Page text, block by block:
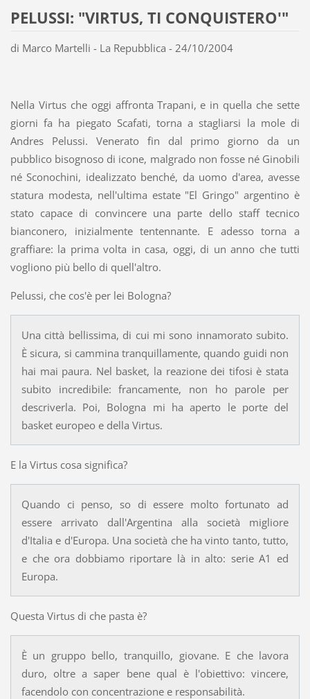
PELUSSI: "VIRTUS, TI CONQUISTERO'"
di Marco Martelli - La Repubblica - 24/10/2004
Nella Virtus che oggi affronta Trapani, e in quella che sette
giorni fa ha piegato Scafati, torna a stagliarsi la mole di
Andres Pelussi. Venerato fin dal primo giorno da un
pubblico bisognoso di icone, malgrado non fosse né Ginobili
né Sconochini, idealizzato benché, da uomo d'area, avesse
statura modesta, nell'ultima estate "El Gringo" argentino è
stato capace di convincere una parte dello staff tecnico
bianconero, inizialmente tentennante. E adesso torna a
graffiare: la prima volta in casa, oggi, di un anno che tutti
vogliono più bello di quell'altro.
Pelussi, che cos'è per lei Bologna?
Una città bellissima, di cui mi sono innamorato subito.
È sicura, si cammina tranquillamente, quando guidi non
hai mai paura. Nel basket, la reazione dei tifosi è stata
subito incredibile: francamente, non ho parole per
descriverla. Poi, Bologna mi ha aperto le porte del
basket europeo e della Virtus.
E la Virtus cosa significa?
Quando ci penso, so di essere molto fortunato ad
essere arrivato dall'Argentina alla società migliore
d'Italia e d'Europa. Una società che ha vinto tanto, tutto,
e che ora dobbiamo riportare là in alto: serie A1 ed
Europa.
Questa Virtus di che pasta è?
È un gruppo bello, tranquillo, giovane. E che lavora
duro, oltre a saper bene qual è l'obiettivo: vincere,
facendolo con concentrazione e responsabilità.